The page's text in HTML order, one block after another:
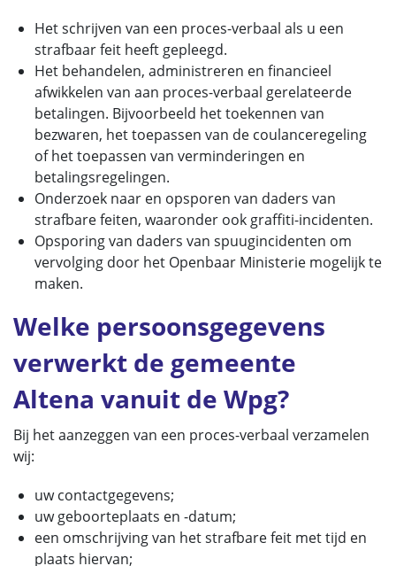
Het schrijven van een proces-verbaal als u een
strafbaar feit heeft gepleegd.
Het behandelen, administreren en financieel
afwikkelen van aan proces-verbaal gerelateerde
betalingen. Bijvoorbeeld het toekennen van
bezwaren, het toepassen van de coulanceregeling
of het toepassen van verminderingen en
betalingsregelingen.
Onderzoek naar en opsporen van daders van
strafbare feiten, waaronder ook graffiti-incidenten.
Opsporing van daders van spuugincidenten om
vervolging door het Openbaar Ministerie mogelijk te
maken.
Welke persoonsgegevens
verwerkt de gemeente
Altena vanuit de Wpg?
Bij het aanzeggen van een proces-verbaal verzamelen
wij:
uw contactgegevens;
uw geboorteplaats en -datum;
een omschrijving van het strafbare feit met tijd en
plaats hiervan;